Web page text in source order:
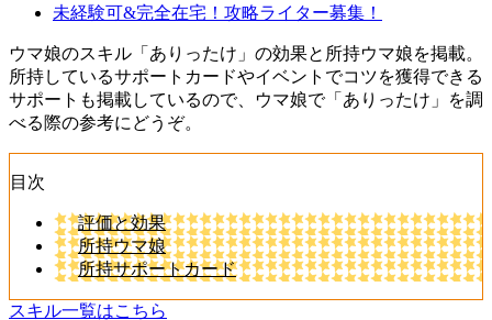
未経験可&完全在宅！攻略ライター募集！
ウマ娘のスキル「ありったけ」の効果と所持ウマ娘を掲載。
所持しているサポートカードやイベントでコツを獲得できる
サポートも掲載しているので、ウマ娘で「ありったけ」を調
べる際の参考にどうぞ。
目次
評価と効果
所持ウマ娘
所持サポートカード
スキル一覧はこちら